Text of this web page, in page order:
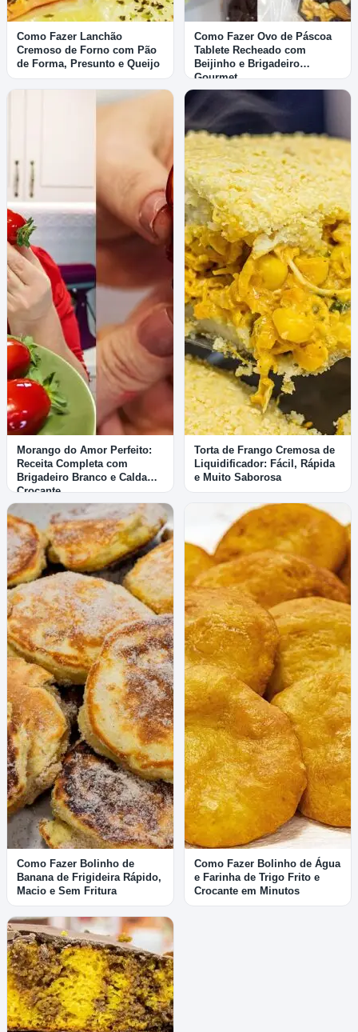
Como Fazer Lanchão
Cremoso de Forno com Pão
de Forma, Presunto e Queijo
Como Fazer Ovo de Páscoa
Tablete Recheado com
Beijinho e Brigadeiro
Gourmet
Morango do Amor Perfeito:
Receita Completa com
Brigadeiro Branco e Calda
Crocante
Torta de Frango Cremosa de
Liquidificador: Fácil, Rápida
e Muito Saborosa
Como Fazer Bolinho de
Banana de Frigideira Rápido,
Macio e Sem Fritura
Como Fazer Bolinho de Água
e Farinha de Trigo Frito e
Crocante em Minutos